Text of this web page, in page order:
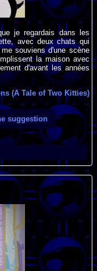
je regardais dans les
avec deux chats qui
souviens d'une scène
la maison avec
d'avant les années
(A Tale of Two Kitties)
suggestion